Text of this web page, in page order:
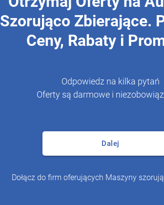
Szorująco Zbierające.
Ceny, Rabaty i
Odpowiedz na kilka pytań
Oferty są darmowe i
Dalej
Dołącz do firm oferujących Maszyny